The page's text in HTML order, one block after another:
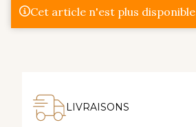
Cet article n'est plus disponible
LIVRAISONS